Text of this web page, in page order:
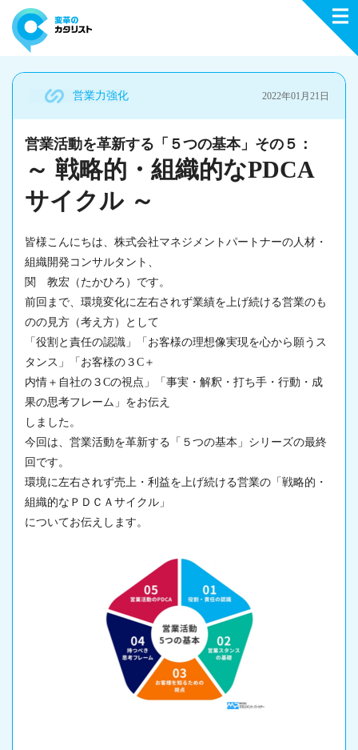
営業力強化 2022年01月21日
営業活動を革新する「５つの基本」その５：
～ 戦略的・組織的なPDCA
サイクル ～
皆様こんにちは、株式会社マネジメントパートナーの人材・
組織開発コンサルタント、
関 教宏（たかひろ）です。
前回まで、環境変化に左右されず業績を上げ続ける営業のも
のの見方（考え方）として
「役割と責任の認識」「お客様の理想像実現を心から願うス
タンス」「お客様の３C＋
内情＋自社の３Cの視点」「事実・解釈・打ち手・行動・成
果の思考フレーム」をお伝え
しました。
今回は、営業活動を革新する「５つの基本」シリーズの最終
回です。
環境に左右されず売上・利益を上げ続ける営業の「戦略的・
組織的なＰＤＣＡサイクル」
についてお伝えします。